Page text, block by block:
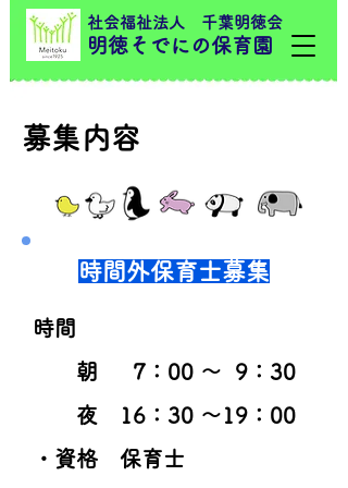
社会福祉法人 千葉明徳会
明徳そでにの保育園
募集内容
​時間外保育士募集
時間
朝 7：00 ～ 9：30
夜 16：30 ～19：00
・資格 保育士